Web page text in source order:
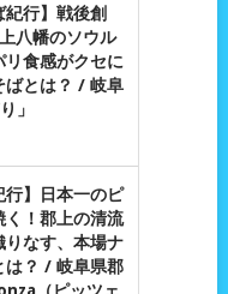
紀行】戦後創
八幡のソウル
リ食感がクセに
ばとは？ / 岐阜
」
行】日本一のピ
く！郡上の清流
りなす、本場ナ
は？ / 岐阜県郡